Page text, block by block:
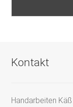
Kontakt
Handarbeiten Käß